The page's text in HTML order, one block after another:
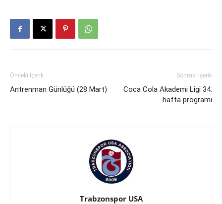
Önceki İçerik
Antrenman Günlüğü (28 Mart)
Sonraki İçerik
Coca Cola Akademi Ligi 34.
hafta programı
Trabzonspor USA